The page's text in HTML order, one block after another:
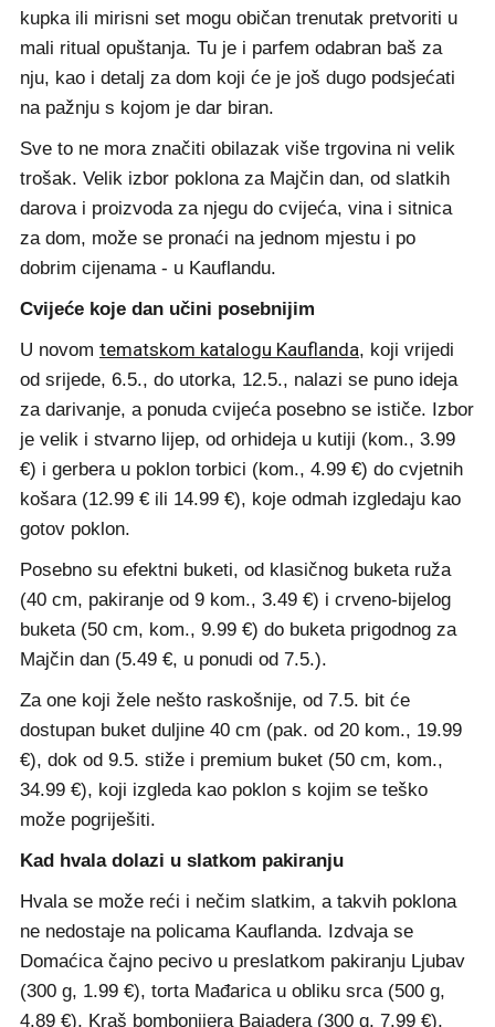
kupka ili mirisni set mogu običan trenutak pretvoriti u
mali ritual opuštanja. Tu je i parfem odabran baš za
nju, kao i detalj za dom koji će je još dugo podsjećati
na pažnju s kojom je dar biran.
Sve to ne mora značiti obilazak više trgovina ni velik
trošak. Velik izbor poklona za Majčin dan, od slatkih
darova i proizvoda za njegu do cvijeća, vina i sitnica
za dom, može se pronaći na jednom mjestu i po
dobrim cijenama - u Kauflandu.
Cvijeće koje dan učini posebnijim
U novom tematskom katalogu Kauflanda, koji vrijedi
od srijede, 6.5., do utorka, 12.5., nalazi se puno ideja
za darivanje, a ponuda cvijeća posebno se ističe. Izbor
je velik i stvarno lijep, od orhideja u kutiji (kom., 3.99
€) i gerbera u poklon torbici (kom., 4.99 €) do cvjetnih
košara (12.99 € ili 14.99 €), koje odmah izgledaju kao
gotov poklon.
Posebno su efektni buketi, od klasičnog buketa ruža
(40 cm, pakiranje od 9 kom., 3.49 €) i crveno-bijelog
buketa (50 cm, kom., 9.99 €) do buketa prigodnog za
Majčin dan (5.49 €, u ponudi od 7.5.).
Za one koji žele nešto raskošnije, od 7.5. bit će
dostupan buket duljine 40 cm (pak. od 20 kom., 19.99
€), dok od 9.5. stiže i premium buket (50 cm, kom.,
34.99 €), koji izgleda kao poklon s kojim se teško
može pogriješiti.
Kad hvala dolazi u slatkom pakiranju
Hvala se može reći i nečim slatkim, a takvih poklona
ne nedostaje na policama Kauflanda. Izdvaja se
Domaćica čajno pecivo u preslatkom pakiranju Ljubav
(300 g, 1.99 €), torta Mađarica u obliku srca (500 g,
4.89 €), Kraš bombonijera Bajadera (300 g, 7.99 €),